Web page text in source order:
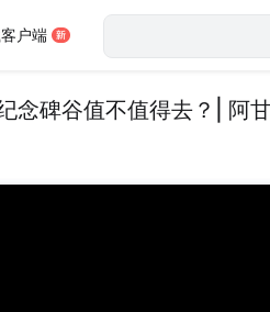
户端